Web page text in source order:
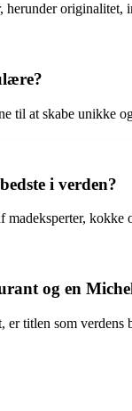
til at skabe
i verden?
madeksperter, kokke
og en
titlen som